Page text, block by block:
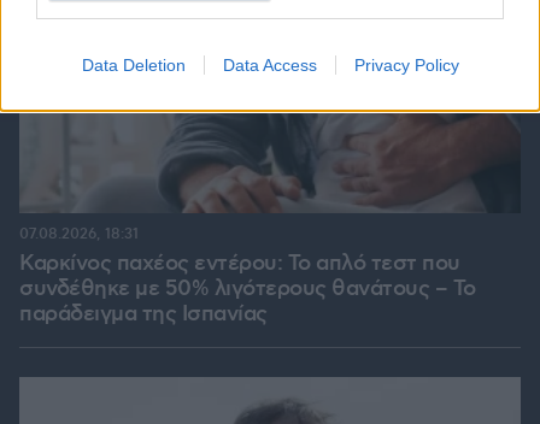
Data Deletion Data Access Privacy Policy
Καρκίνος παχέος εντέρου: Το απλό τεστ που
συνδέθηκε με 50% λιγότερους θανάτους – Το
παράδειγμα της Ισπανίας
07.08.2026, 18:31